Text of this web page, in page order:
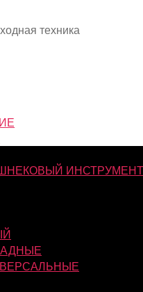
техника
ИНСТРУМЕНТ